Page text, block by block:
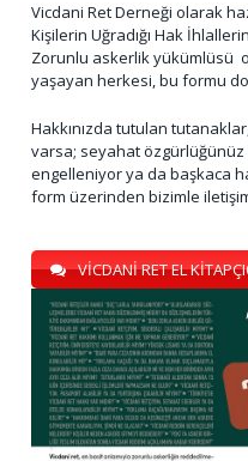
Vicdani Ret Derneği olarak
Kişilerin Uğradığı Hak
Zorunlu askerlik yükümlüsü
yaşayan herkesi, bu formu
Hakkınızda tutulan
varsa; seyahat özgürlüğünüz
engelleniyor ya da başkaca
form üzerinden bizimle
VİCDANİ RET EL